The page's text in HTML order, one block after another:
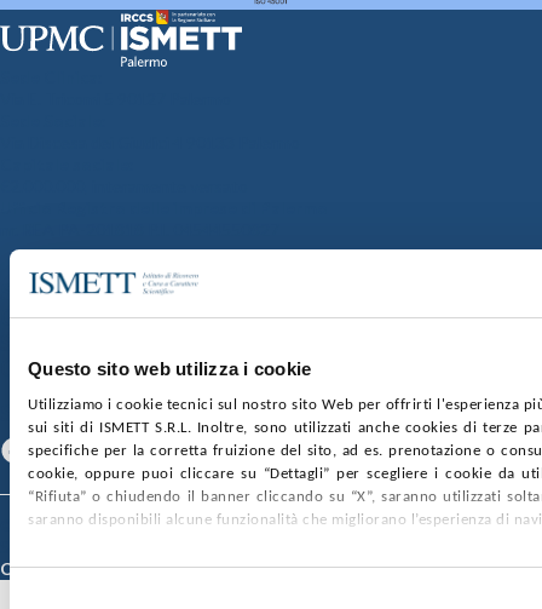
Questo sito web utilizza i cookie
Utilizziamo i cookie tecnici sul nostro sito Web per offrirti l'esperienza
sui siti di ISMETT S.R.L. Inoltre, sono utilizzati anche cookies di terze
specifiche per la corretta fruizione del sito, ad es. prenotazione o
cookie, oppure puoi cliccare su “Dettagli” per scegliere i cookie da
“Rifiuta” o chiudendo il banner cliccando su “X”, saranno utilizzati
saranno disponibili alcune funzionalità che migliorano l’esperienza di
SOCIETÀ TRASPARENTE
GARE E CONTRATTIPRIVACYCOOKIE POLICY
CONTATTI
SEGUICI SU
Facebook Linkedin Youtube
© 2026 ISMETT (Istituto Mediterraneo per i Trapianti e Terapie ad Alta
Credits